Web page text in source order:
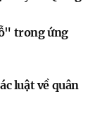
trong ứng
luật về quân